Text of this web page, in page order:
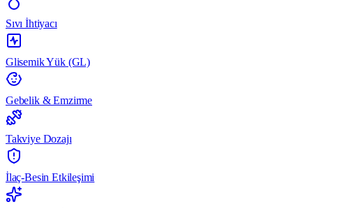
Sıvı İhtiyacı
Glisemik Yük (GL)
Gebelik & Emzirme
Takviye Dozajı
İlaç-Besin Etkileşimi